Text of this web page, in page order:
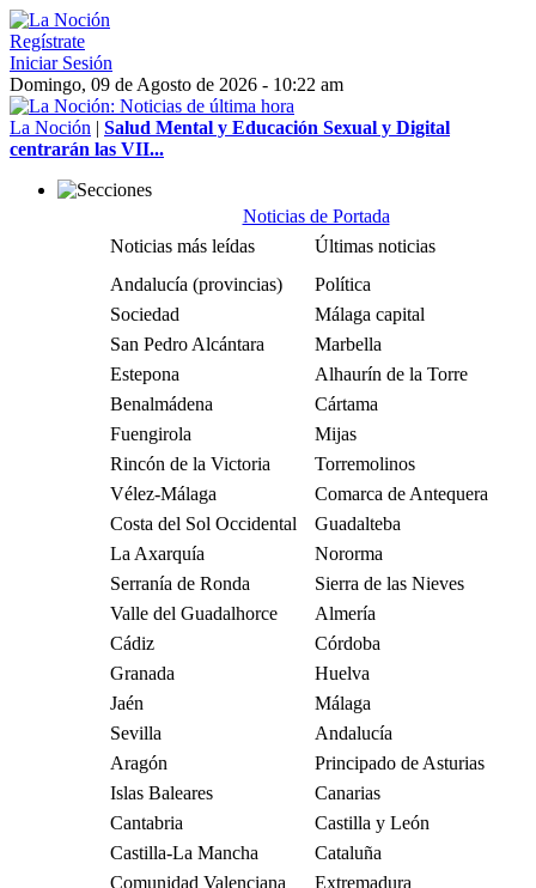
Regístrate
Iniciar Sesión
Domingo, 09 de Agosto de 2026 - 10:22 am
La Noción | Salud Mental y Educación Sexual y Digital
centrarán las VII...
Noticias de Portada
Noticias más leídas
Últimas noticias
Andalucía (provincias)
Política
Sociedad
Málaga capital
San Pedro Alcántara
Marbella
Estepona
Alhaurín de la Torre
Benalmádena
Cártama
Fuengirola
Mijas
Rincón de la Victoria
Torremolinos
Vélez-Málaga
Comarca de Antequera
Costa del Sol Occidental
Guadalteba
La Axarquía
Nororma
Serranía de Ronda
Sierra de las Nieves
Valle del Guadalhorce
Almería
Cádiz
Córdoba
Granada
Huelva
Jaén
Málaga
Sevilla
Andalucía
Aragón
Principado de Asturias
Islas Baleares
Canarias
Cantabria
Castilla y León
Castilla-La Mancha
Cataluña
Comunidad Valenciana
Extremadura